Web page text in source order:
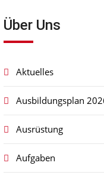
Über Uns
Aktuelles
Ausbildungsplan
Ausrüstung
Aufgaben